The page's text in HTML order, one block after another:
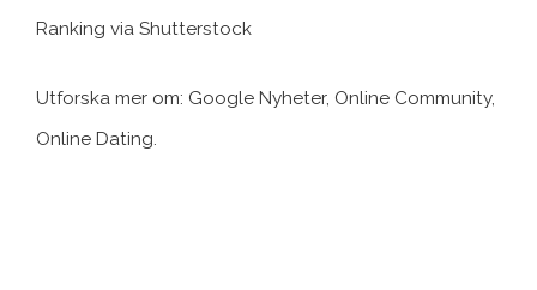
Ranking via Shutterstock
Utforska mer om: Google Nyheter, Online Community,
Online Dating.